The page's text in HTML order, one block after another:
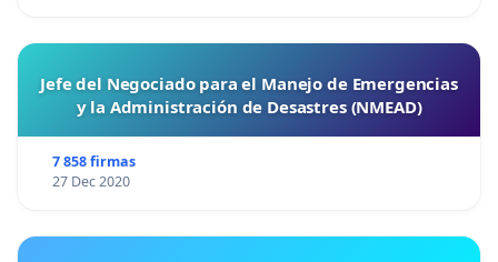
Jefe del Negociado para el Manejo de Emergencias
y la Administración de Desastres (NMEAD)
7 858 firmas
27 Dec 2020